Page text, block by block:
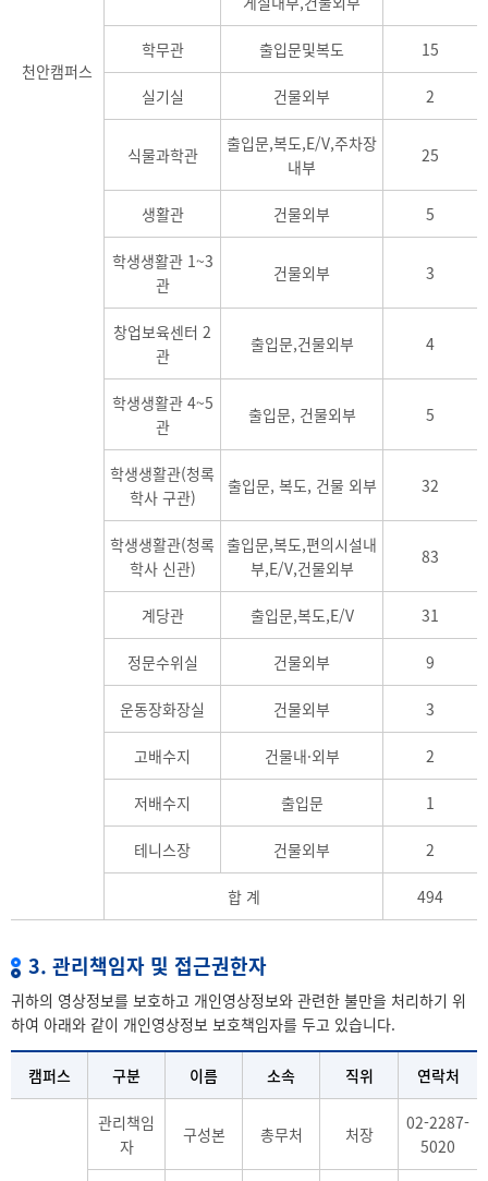
천안캠퍼스
학무관 출입문및복도 15
실기실 건물외부 2
식물과학관
출입문,복도,E/V,주차장
내부
25
생활관 건물외부 5
학생생활관 1~3
관
건물외부 3
창업보육센터 2
관
출입문,건물외부 4
학생생활관 4~5
관
출입문, 건물외부 5
학생생활관(청록
학사 구관)
출입문, 복도, 건물 외부 32
학생생활관(청록
학사 신관)
출입문,복도,편의시설내
부,E/V,건물외부
83
계당관 출입문,복도,E/V 31
정문수위실 건물외부 9
운동장화장실 건물외부 3
고배수지 건물내·외부 2
저배수지 출입문 1
테니스장 건물외부 2
합 계 494
3. 관리책임자 및 접근권한자
귀하의 영상정보를 보호하고 개인영상정보와 관련한 불만을 처리하기 위
하여 아래와 같이 개인영상정보 보호책임자를 두고 있습니다.
캠퍼스 구분 이름 소속 직위 연락처
관리책임
자
구성본 총무처 처장
02-2287-
5020